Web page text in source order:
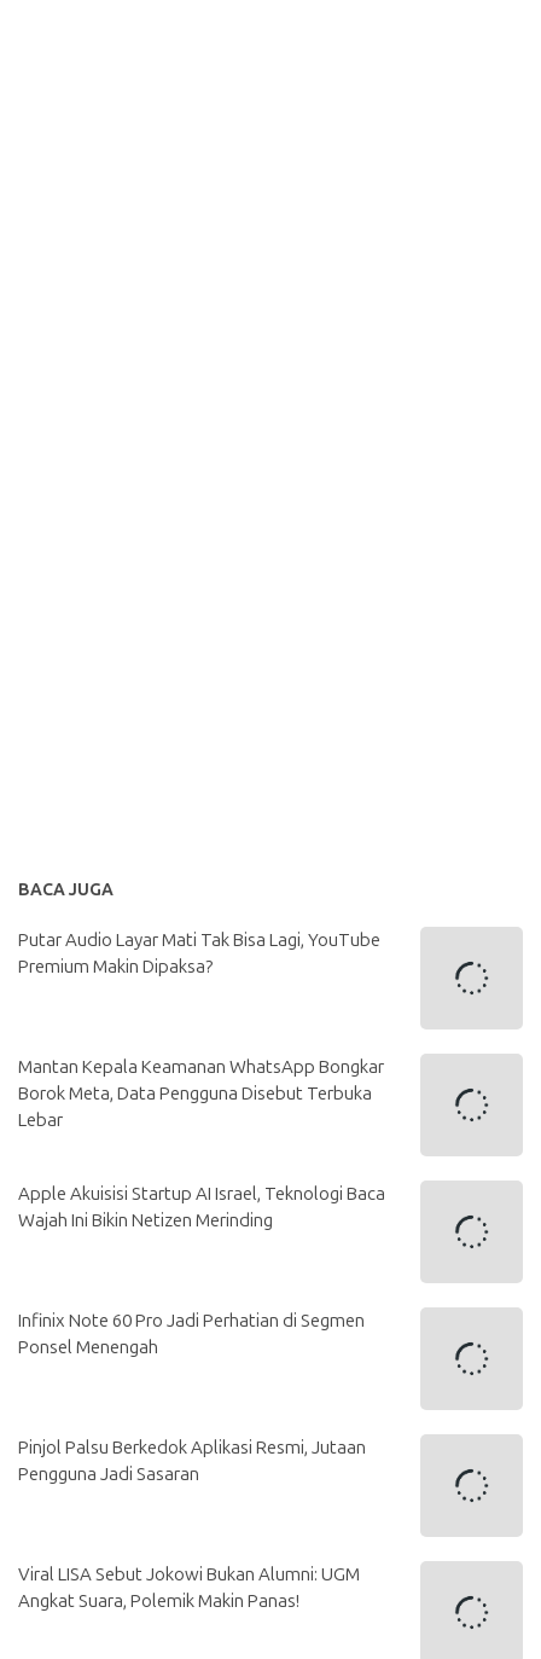
BACA JUGA
Putar Audio Layar Mati Tak Bisa Lagi, YouTube
Premium Makin Dipaksa?
Mantan Kepala Keamanan WhatsApp Bongkar
Borok Meta, Data Pengguna Disebut Terbuka
Lebar
Apple Akuisisi Startup AI Israel, Teknologi Baca
Wajah Ini Bikin Netizen Merinding
Infinix Note 60 Pro Jadi Perhatian di Segmen
Ponsel Menengah
Pinjol Palsu Berkedok Aplikasi Resmi, Jutaan
Pengguna Jadi Sasaran
Viral LISA Sebut Jokowi Bukan Alumni: UGM
Angkat Suara, Polemik Makin Panas!